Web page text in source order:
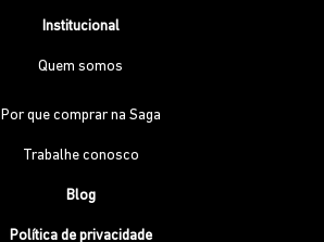
Institucional
Quem somos
Por que comprar na Saga
Trabalhe conosco
Blog
Política de privacidade